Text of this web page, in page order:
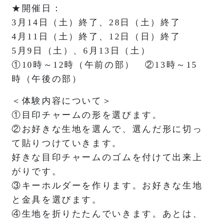
★開催日：
3月14日（土）終了、28日（土）終了
4月11日（土）終了、12日（日）終了
5月9日（土）、6月13日（土）
①10時～12時（午前の部） ②13時～15
時（午後の部）
＜体験内容について＞
①目印チャームの形を選びます。
②お好きな生地を選んで、選んだ形に切っ
て貼りつけていきます。
好きな目印チャームのゴムを付けて出来上
がりです。
③キーホルダーを作ります。お好きな生地
と金具を選びます。
④生地を折りたたんでいきます。あとは、